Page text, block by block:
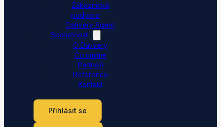
Zákaznická
podpora
Dativery Agent
Společnost
O Dativery
Co umíme
Partneři
Reference
Kontakt
Přihlásit se